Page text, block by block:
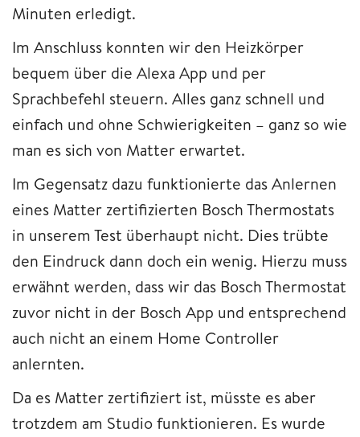
Minuten erledigt.
Im Anschluss konnten wir den Heizkörper
bequem über die Alexa App und per
Sprachbefehl steuern. Alles ganz schnell und
einfach und ohne Schwierigkeiten – ganz so wie
man es sich von Matter erwartet.
Im Gegensatz dazu funktionierte das Anlernen
eines Matter zertifizierten Bosch Thermostats
in unserem Test überhaupt nicht. Dies trübte
den Eindruck dann doch ein wenig. Hierzu muss
erwähnt werden, dass wir das Bosch Thermostat
zuvor nicht in der Bosch App und entsprechend
auch nicht an einem Home Controller
anlernten.
Da es Matter zertifiziert ist, müsste es aber
trotzdem am Studio funktionieren. Es wurde